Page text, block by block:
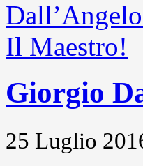
Giorgio
25 Luglio